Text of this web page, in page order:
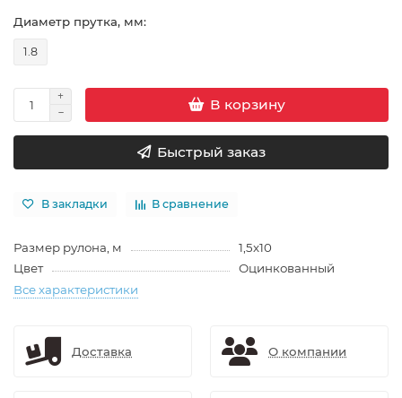
Диаметр прутка, мм:
1.8
В корзину
Быстрый заказ
В закладки В сравнение
Размер рулона, м
1,5x10
Цвет
Оцинкованный
Все характеристики
Доставка О компании